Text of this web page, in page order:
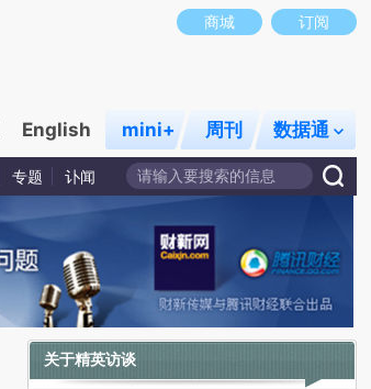
商城 订阅
English mini+ 周刊 数据通
专题 讣闻
关于精英访谈